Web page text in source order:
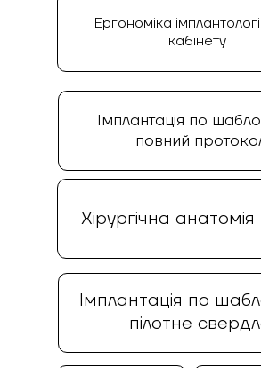
Ергономіка
кабінету
Імплантація по
повний
Xiрургічна
Імплантація по
пілотне